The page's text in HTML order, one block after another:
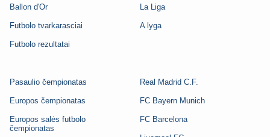
Ballon d'Or
Futbolo tvarkarasciai
Futbolo rezultatai
La Liga
A lyga
Pasaulio čempionatas
Europos čempionatas
Europos salės futbolo
čempionatas
Real Madrid C.F.
FC Bayern Munich
FC Barcelona